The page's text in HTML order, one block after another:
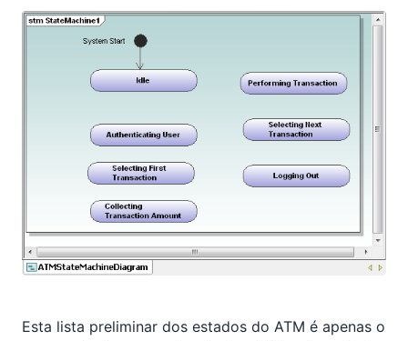
Esta lista preliminar dos estados do ATM é apenas o